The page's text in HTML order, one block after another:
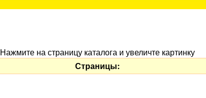
Нажмите на страницу каталога и увеличте картинку
Страницы: